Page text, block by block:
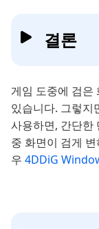
결론
게임 도중에 검은
있습니다. 그렇지
사용하면, 간단한
중 화면이 검게
우 4DDiG